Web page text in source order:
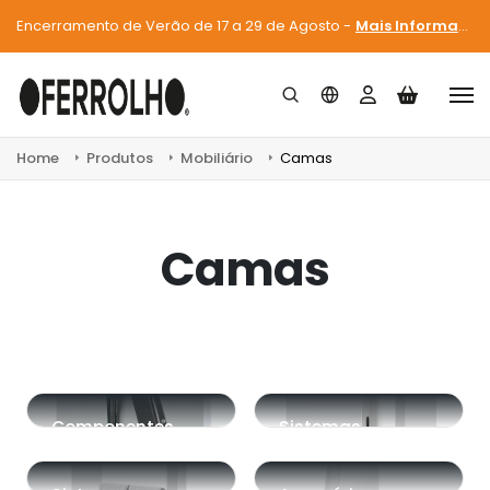
Encerramento de Verão de 17 a 29 de Agosto - Mais Informações
Home Produtos Mobiliário Camas
Camas
Componentes
para camas à
Sistemas
elevatórios